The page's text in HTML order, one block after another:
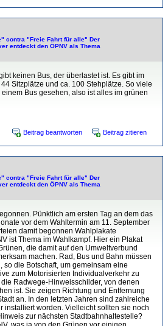
contra "Freie Fahrt für alle" Der
entdeckt den ÖPNV als Thema
keinen Bus, der überlastet ist. Es gibt im
Sitzplätze und ca. 100 Stehplätze. So viele
Bus gesehen, also ist alles im grünen
Beitrag beantworten Beitrag zitieren
contra "Freie Fahrt für alle" Der
entdeckt den ÖPNV als Thema
Pünktlich am ersten Tag an dem das
vor dem Wahltermin am 11. September
damit begonnen Wahlplakate
ist Thema im Wahlkampf. Hier ein Plakat
die damit auf den Umweltverbund
machen. Rad, Bus und Bahn müssen
so die Botschaft, um gemeinsam eine
zum Motorisierten Individualverkehr zu
Radwege-Hinweisschilder, von denen
ist. Sie zeigen Richtung und Entfernung
an. In den letzten Jahren sind zahlreiche
installiert worden. Vielleicht sollten sie noch
zur nächsten Stadtbahnhaltestelle?